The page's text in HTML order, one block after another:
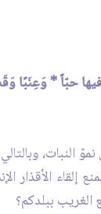
حبّاً * وَعِنَبًا
النبات،
الأقذار
الغريب ببلدكم؟